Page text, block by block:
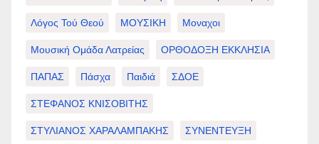
Λόγος Τού Θεού ΜΟΥΣΙΚΗ Μοναχοι
Μουσική Ομάδα Λατρείας ΟΡΘΟΔΟΞΗ ΕΚΚΛΗΣΙΑ
ΠΑΠΑΣ Πάσχα Παιδιά ΣΔΟΕ
ΣΤΕΦΑΝΟΣ ΚΝΙΣΟΒΙΤΗΣ
ΣΤΥΛΙΑΝΟΣ ΧΑΡΑΛΑΜΠΑΚΗΣ ΣΥΝΕΝΤΕΥΞΗ